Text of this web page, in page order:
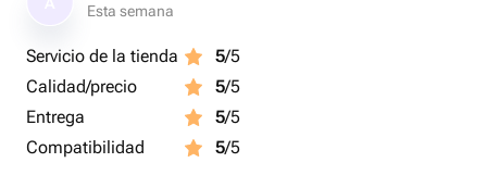
• Ягоды рекомендуем кушать сразу или хранить до 24
2,+ 4)
Esta semana
Servicio de la tienda 5/5
Calidad/precio
5/5
Entrega
5/5
Compatibilidad
5/5